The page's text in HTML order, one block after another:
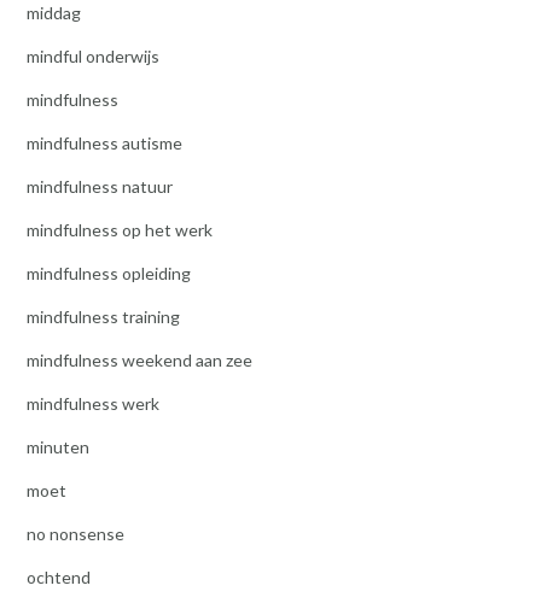
middag
mindful onderwijs
mindfulness
mindfulness autisme
mindfulness natuur
mindfulness op het werk
mindfulness opleiding
mindfulness training
mindfulness weekend aan zee
mindfulness werk
minuten
moet
no nonsense
ochtend